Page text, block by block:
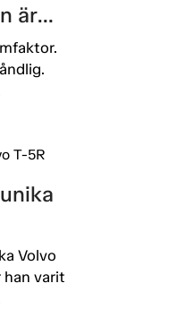
är
Volvo
han varit